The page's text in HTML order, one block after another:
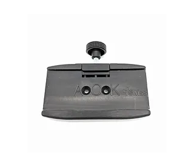
12-bit（出力16-
bit / 8-bit）
フルフレー
ムレート
135FPS